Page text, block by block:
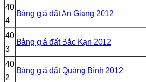
40
4
Bảng giá đất An Giang 2012
40
3
Bảng giá đất Bắc Kạn 2012
40
2
Bảng giá đất Quảng Bình 2012